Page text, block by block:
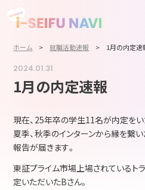
ホーム >就職活動速報 > 1月の内定速
2024.01.31
1月の内定速報
現在、25年卒の学生11名が内定をい
夏季、秋季のインターンから縁を繋
報告が届きます。
東証プライム市場上場されているト
定いただいたBさん。